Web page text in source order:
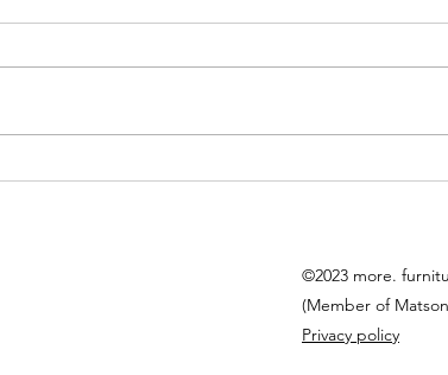
©2023 more.
(Member of
Privacy policy